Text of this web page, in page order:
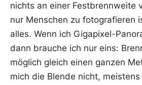
nichts an einer Fest­brenn­wei­te
nur Men­schen zu foto­gra­fie­ren
alles. Wenn ich Giga­pi­xel-
dann brau­che ich nur eins:
mög­lich gleich einen gan­zen
mich die Blen­de nicht,